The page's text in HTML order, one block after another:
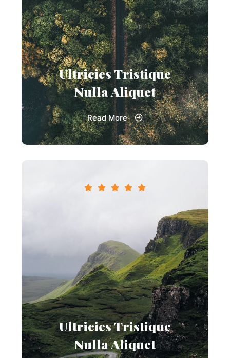
Ultricies Tristique
Nulla Aliquet
Read More
    
Ultricies Tristique
Nulla Aliquet